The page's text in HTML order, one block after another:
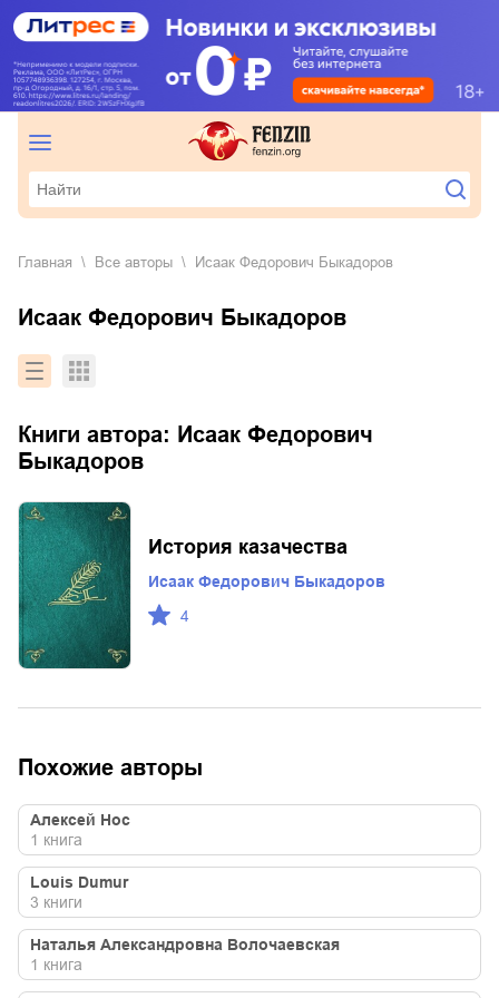
Главная Все авторы Исаак Федорович Быкадоров
Исаак Федорович Быкадоров
Книги автора: Исаак Федорович
Быкадоров
История казачества
Исаак Федорович Быкадоров
4
Похожие авторы
Алексей Нос
1 книга
Louis Dumur
3 книги
Наталья Александровна Волочаевская
1 книга